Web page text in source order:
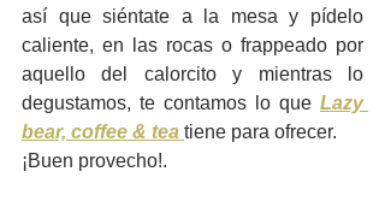
así que siéntate a la mesa y pídelo
caliente, en las rocas o frappeado por
aquello del calorcito y mientras lo
degustamos, te contamos lo que Lazy
bear, coffee & tea tiene para ofrecer.
¡Buen provecho!.